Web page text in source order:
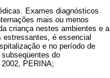
Exames diagnósticos
mais ou menos
criança nestes ambientes e a
estressantes, é essencial
e no período de
do
PERINA;